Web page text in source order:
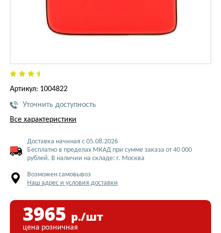
Артикул: 1004822
Уточнить доступность
Все характеристики
Доставка начиная с 05.08.2026
Бесплатно в пределах МКАД при сумме заказа от 40 000
рублей. В наличии на складе: г. Москва
Возможен самовывоз
Наш адрес и условия доставки
3965 р./шт
цена розничная